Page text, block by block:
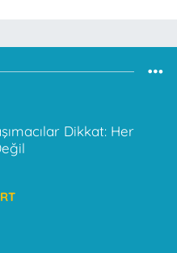
Dikkat: Her